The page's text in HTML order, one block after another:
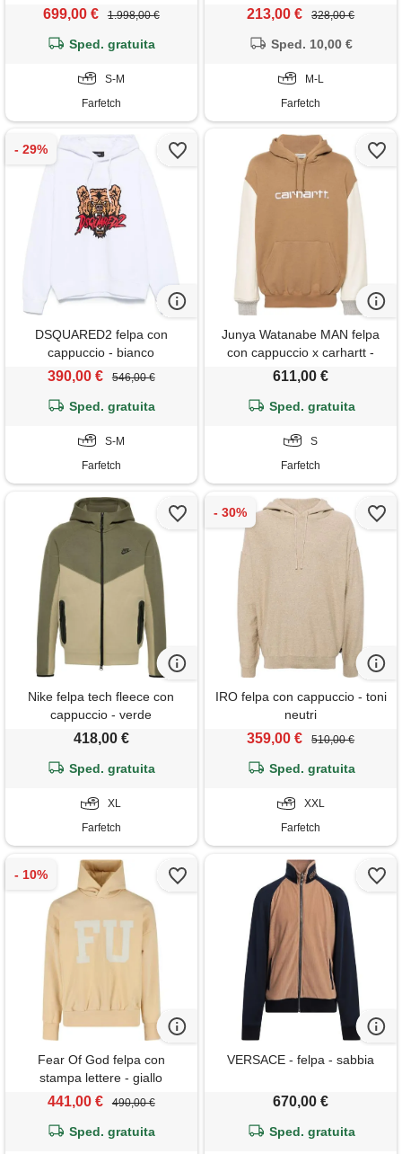
699,00 € 1.998,00 €
Sped. gratuita
S-M
Farfetch
213,00 € 328,00 €
Sped. 10,00 €
M-L
Farfetch
DSQUARED2 felpa con
cappuccio - bianco
390,00 € 546,00 €
Sped. gratuita
S-M
Farfetch
Junya Watanabe MAN felpa
con cappuccio x carhartt -
marrone
611,00 €
Sped. gratuita
S
Farfetch
Nike felpa tech fleece con
cappuccio - verde
418,00 €
Sped. gratuita
XL
Farfetch
IRO felpa con cappuccio - toni
neutri
359,00 € 510,00 €
Sped. gratuita
XXL
Farfetch
Fear Of God felpa con
stampa lettere - giallo
441,00 € 490,00 €
Sped. gratuita
VERSACE - felpa - sabbia
670,00 €
Sped. gratuita